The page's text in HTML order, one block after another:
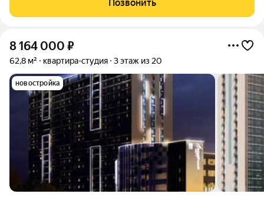
трехкомнатная квартира нестандартной
Позвонить
8 164 000 ₽
62,8 м² квартира-студия 3 этаж из 20
новостройка